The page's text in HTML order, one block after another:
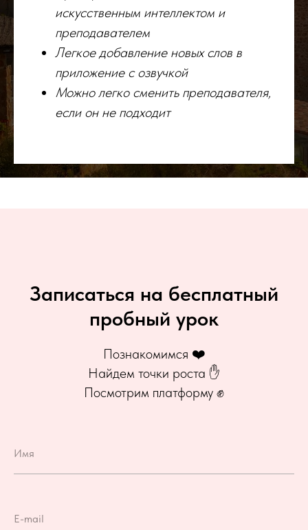
искусственным интеллектом и
преподавателем
Легкое добавление новых слов в
приложение с озвучкой
Можно легко сменить преподавателя,
если он не подходит
Записаться на бесплатный
пробный урок
Познакомимся ❤️
Найдем точки роста ✋
Посмотрим платформу ✊